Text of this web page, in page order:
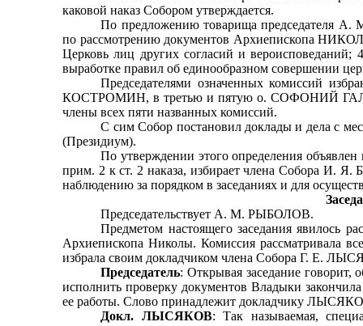
каковой наказ Собором утверждается.
По предложению товарища председателя
по рассмотрению документов Архиепископа
Церковь лиц других согласий и
выработке правил об единообразном совершении
Председателями означенных комиссий
КОСТРОМИН, в третью и пятую о. СОФОНИЙ
члены всех пяти названных комиссий.
С сим Собор постановил доклады и дела с
(Президиум).
По утверждении этого определения
прим. 2 к ст. 2 наказа, избирает члена Собора И.
наблюдению за порядком в заседаниях и для
Председательствует А. М. РЫБОЛОВ.
Предметом настоящего заседания явилось
Архиепископа Николы. Комиссия рассматривала
избрала своим докладчиком члена Собора Г. Е.
Председатель: Открывая заседание
исполнить проверку документов Владыки
ее работы. Слово принадлежит докладчику
Докл. ЛЫСЯКОВ: Так называемая,